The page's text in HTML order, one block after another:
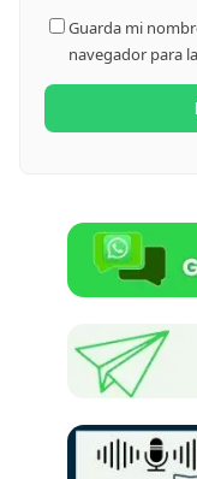
Guarda mi
navegador para